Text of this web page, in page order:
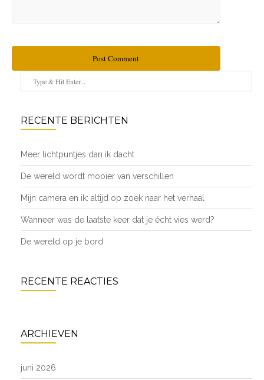
Post Comment
RECENTE BERICHTEN
Meer lichtpuntjes dan ik dacht
De wereld wordt mooier van verschillen
Mijn camera en ik: altijd op zoek naar het verhaal
Wanneer was de laatste keer dat je écht vies werd?
De wereld op je bord
RECENTE REACTIES
ARCHIEVEN
juni 2026